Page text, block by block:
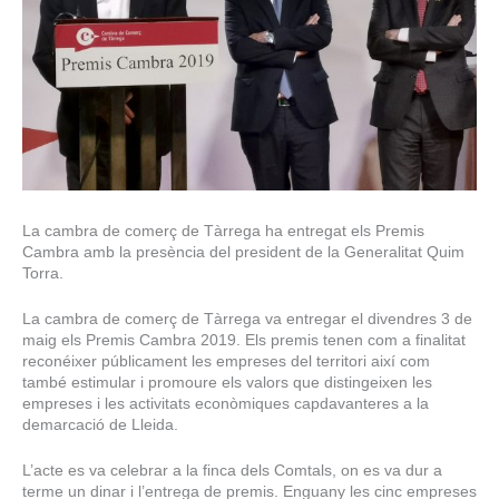
La cambra de comerç de Tàrrega ha entregat els Premis
Cambra amb la presència del president de la Generalitat Quim
Torra.
La cambra de comerç de Tàrrega va entregar el divendres 3 de
maig els Premis Cambra 2019. Els premis tenen com a finalitat
reconéixer públicament les empreses del territori així com
també estimular i promoure els valors que distingeixen les
empreses i les activitats econòmiques capdavanteres a la
demarcació de Lleida.
L’acte es va celebrar a la finca dels Comtals, on es va dur a
terme un dinar i l’entrega de premis. Enguany les cinc empreses